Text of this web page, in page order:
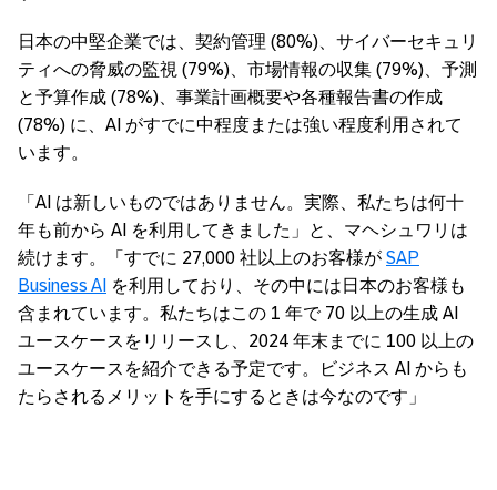
日本の中堅企業では、契約管理 (80%)、サイバーセキュリ
ティへの脅威の監視 (79%)、市場情報の収集 (79%)、予測
と予算作成 (78%)、事業計画概要や各種報告書の作成
(78%) に、AI がすでに中程度または強い程度利用されて
います。
「AI は新しいものではありません。実際、私たちは何十
年も前から AI を利用してきました」と、マヘシュワリは
続けます。「すでに 27,000 社以上のお客様が SAP
Business AI を利用しており、その中には日本のお客様も
含まれています。私たちはこの 1 年で 70 以上の生成 AI
ユースケースをリリースし、2024 年末までに 100 以上の
ユースケースを紹介できる予定です。ビジネス AI からも
たらされるメリットを手にするときは今なのです」